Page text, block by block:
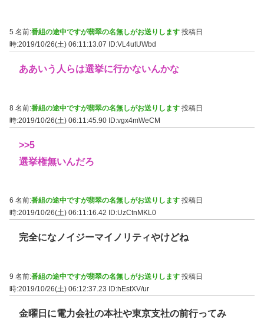
5 名前:番組の途中ですが翡翠の名無しがお送りします 投稿日
時:2019/10/26(土) 06:11:13.07
ID:VL4utUWbd
ああいう人らは選挙に行かないんかな
8 名前:番組の途中ですが翡翠の名無しがお送りします 投稿日
時:2019/10/26(土) 06:11:45.90 ID:vgx4mWeCM
>>5
選挙権無いんだろ
6 名前:番組の途中ですが翡翠の名無しがお送りします 投稿日
時:2019/10/26(土) 06:11:16.42
ID:UzCtnMKL0
完全になノイジーマイノリティやけどね
9 名前:番組の途中ですが翡翠の名無しがお送りします 投稿日
時:2019/10/26(土) 06:12:37.23
ID:hEstXV/ur
金曜日に電力会社の本社や東京支社の前行ってみ